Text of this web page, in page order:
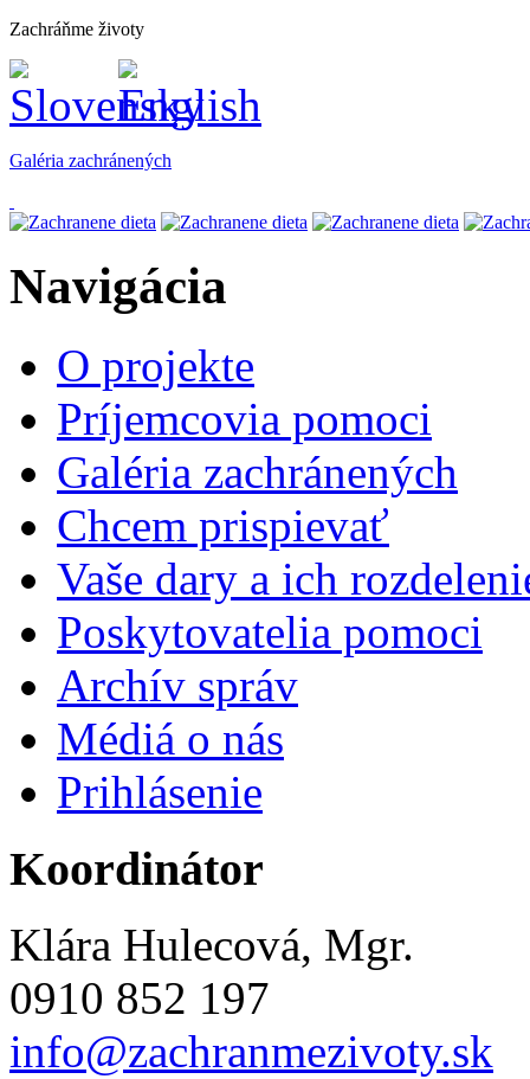
Zachráňme životy
Galéria zachránených
Navigácia
O projekte
Príjemcovia pomoci
Galéria zachránených
Chcem prispievať
Vaše dary a ich
Poskytovatelia pomoci
Archív správ
Médiá o nás
Prihlásenie
Koordinátor
Klára Hulecová, Mgr.
0910 852 197
info@zachranmezivoty.sk